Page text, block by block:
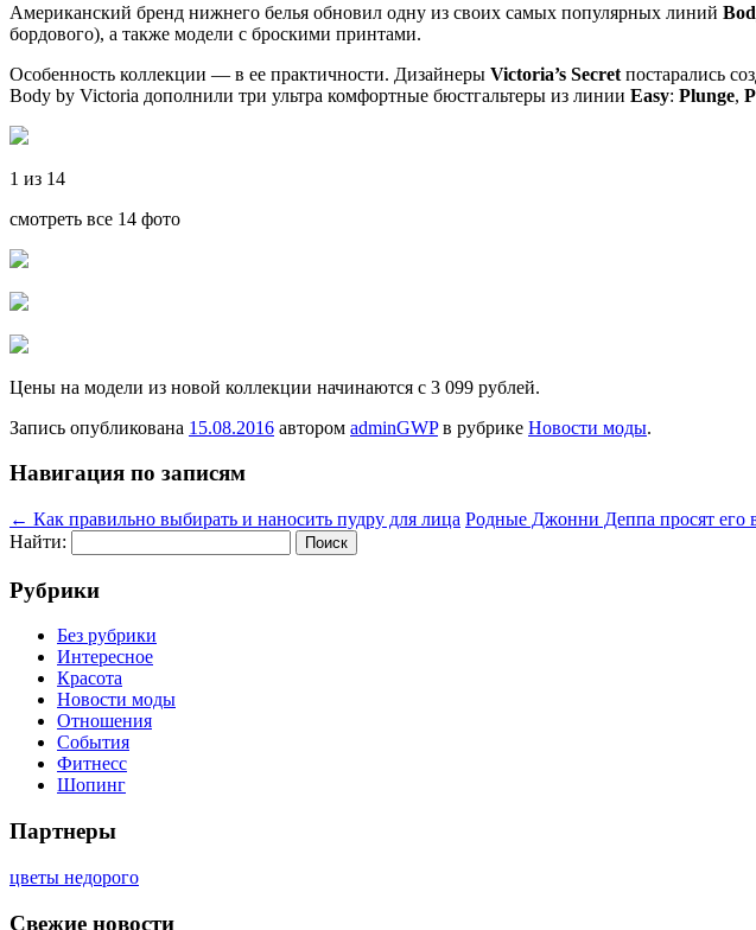
Американский бренд нижнего белья обновил одну из своих самых популярных линий
бордового), а также модели с броскими принтами.
Особенность коллекции — в ее практичности. Дизайнеры Victoria’s Secret постарались
Body by Victoria дополнили три ультра комфортные бюстгальтеры из линии Easy: Plunge,
1 из 14
смотреть все 14 фото
Цены на модели из новой коллекции начинаются с 3 099 рублей.
Запись опубликована 15.08.2016 автором adminGWPв рубрике Новости моды.
Навигация по записям
← Как правильно выбирать и наносить пудру для лица Родные Джонни Деппа просят его
Найти:
Рубрики
Без рубрики
Интересное
Красота
Новости моды
Отношения
События
Фитнесс
Шопинг
Партнеры
цветы недорого
Свежие новости